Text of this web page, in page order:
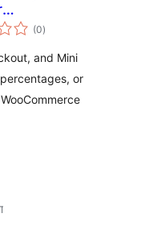
(0कुल
दर)
and Mini
or